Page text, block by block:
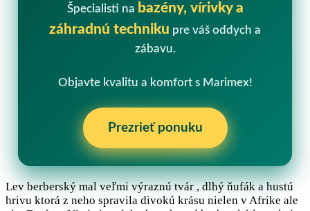
Špecialisti na bazény, vírivky a
záhradnú techniku pre váš oddych a
zábavu.
Objavte kvalitu a komfort s Marimex!
Prezrieť ponuku
Lev berberský mal veľmi výraznú tvár , dlhý ňufák a hustú
hrivu ktorá z neho spravila divokú krásu nielen v Afrike ale